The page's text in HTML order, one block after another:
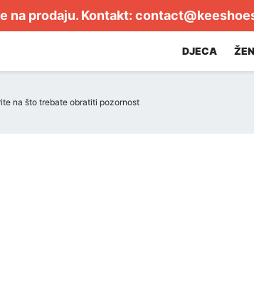
na prodaju. Kontakt:
DJECA
na što trebate obratiti pozornost